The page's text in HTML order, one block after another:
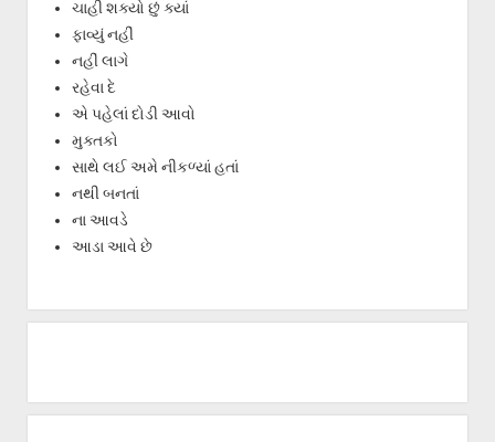
ચાહી શક્યો છું ક્યાં
ફાવ્યું નહીં
નહીં લાગે
રહેવા દે
એ પહેલાં દોડી આવો
મુક્તકો
સાથે લઈ અમે નીકળ્યાં હતાં
નથી બનતાં
ના આવડે
આડા આવે છે